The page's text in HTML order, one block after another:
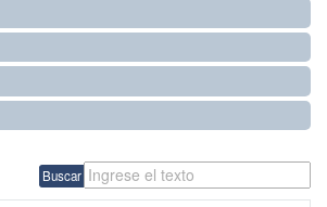
Buscar